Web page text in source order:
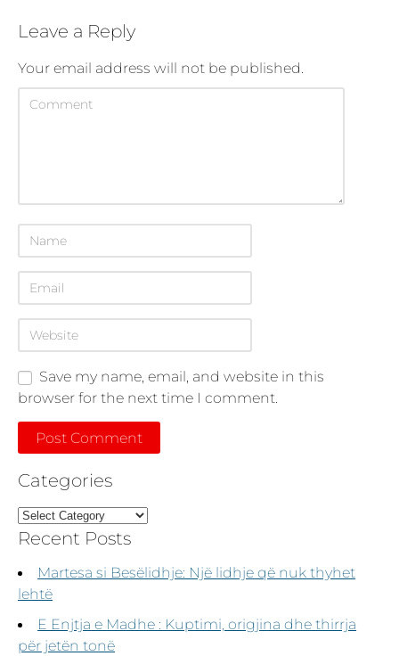
Leave a Reply
Your email address will not be published.
Save my name, email, and website in this
browser for the next time I comment.
Categories
Recent Posts
Martesa si Besëlidhje: Një lidhje që nuk thyhet
lehtë
E Enjtja e Madhe : Kuptimi, origjina dhe thirrja
për jetën tonë